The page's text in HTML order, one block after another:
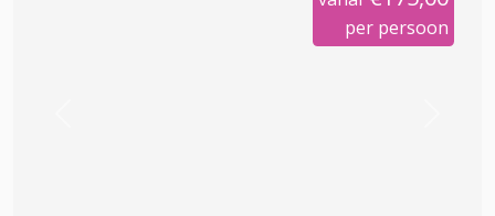
per persoon